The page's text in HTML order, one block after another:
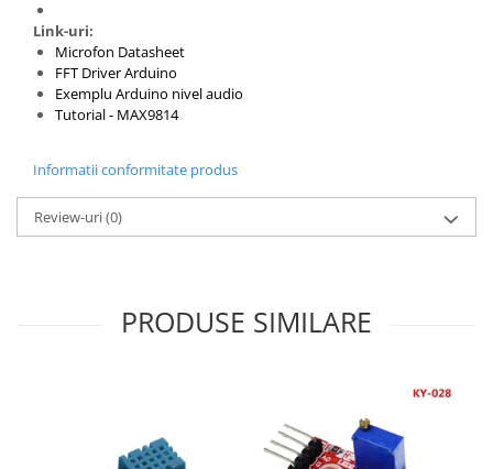
Link-uri:
Microfon Datasheet
FFT Driver Arduino
Exemplu Arduino nivel audio
Tutorial - MAX9814
Informatii conformitate produs
Review-uri(0)
PRODUSE SIMILARE